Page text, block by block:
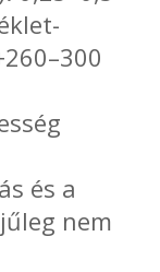
és a
nem